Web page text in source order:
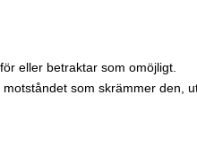
eller betraktar som omöjligt.
som skrämmer den,